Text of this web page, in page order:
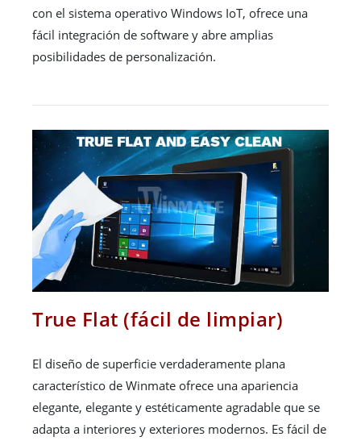
con el sistema operativo Windows IoT, ofrece una
fácil integración de software y abre amplias
posibilidades de personalización.
True Flat (fácil de limpiar)
El diseño de superficie verdaderamente plana
característico de Winmate ofrece una apariencia
elegante, elegante y estéticamente agradable que se
adapta a interiores y exteriores modernos. Es fácil de